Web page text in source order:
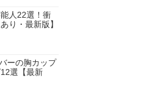
人22選！衝
り・最新版】
ーの胸カップ
選【最新